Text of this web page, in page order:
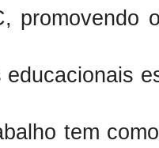
promovendo
educacionais
tem